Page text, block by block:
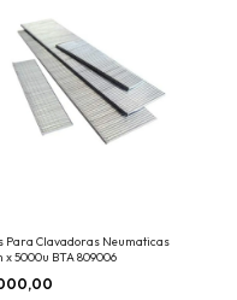
Para Clavadoras Neumaticas
x 5000u BTA 809006